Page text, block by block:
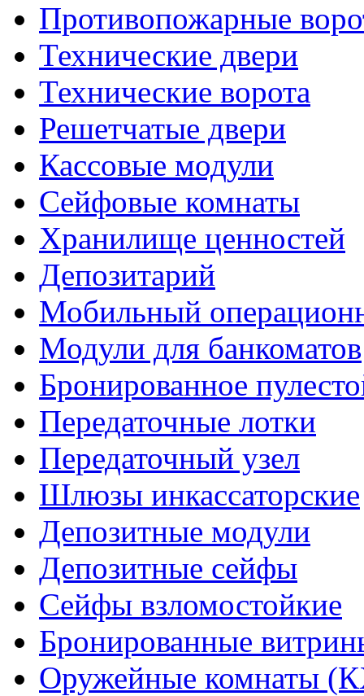
Противопожарные
Технические двери
Технические ворота
Решетчатые двери
Кассовые модули
Сейфовые комнаты
Хранилище ценностей
Депозитарий
Мобильный
Модули для банкоматов
Бронированное
Передаточные лотки
Передаточный узел
Шлюзы инкассаторские
Депозитные модули
Депозитные сейфы
Сейфы взломостойкие
Бронированные
Оружейные комнаты